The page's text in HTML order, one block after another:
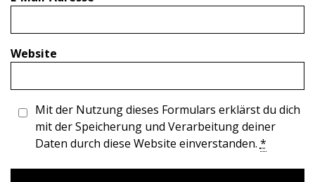
Website
Mit der Nutzung dieses Formulars erklärst du dich
mit der Speicherung und Verarbeitung deiner
Daten durch diese Website einverstanden. *